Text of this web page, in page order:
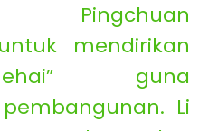
Pingchuan
mendirikan
guna
Li